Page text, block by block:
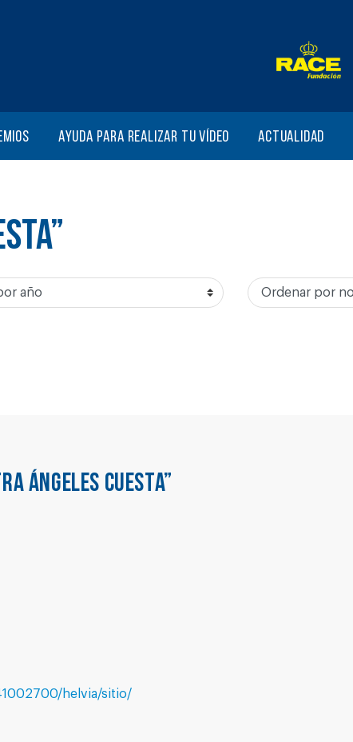
Ayuda para realizar tu vídeo Actualidad
ÁNGELES CUESTA”
helvia/sitio/